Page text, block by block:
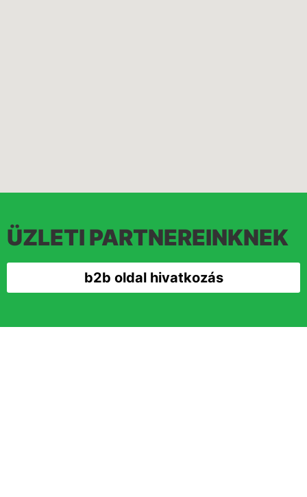
ÜZLETI PARTNEREINKNEK
b2b oldal hivatkozás